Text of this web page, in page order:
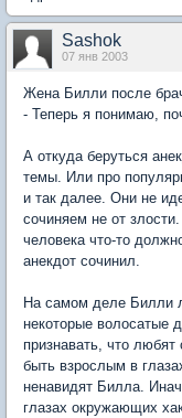
Sashok
07 янв 2003
Жена Билли после
- Теперь я понимаю,
А откуда беруться
темы. Или про
и так далее. Они не
сочиняем не от
человека что-то
анекдот сочинил.
На самом деле Билли
некоторые волосатые
признавать, что
быть взрослым в
ненавидят Билла.
глазах окружающих